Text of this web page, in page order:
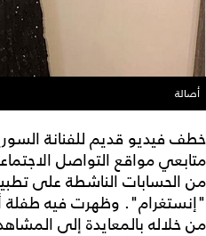
أصالة
خطف فيديو قديم للفنانة
متابعي مواقع التواصل
من الحسابات الناشطة على
"إنستغرام". وظهرت فيه طفلة
من خلاله بالمعايدة إلى